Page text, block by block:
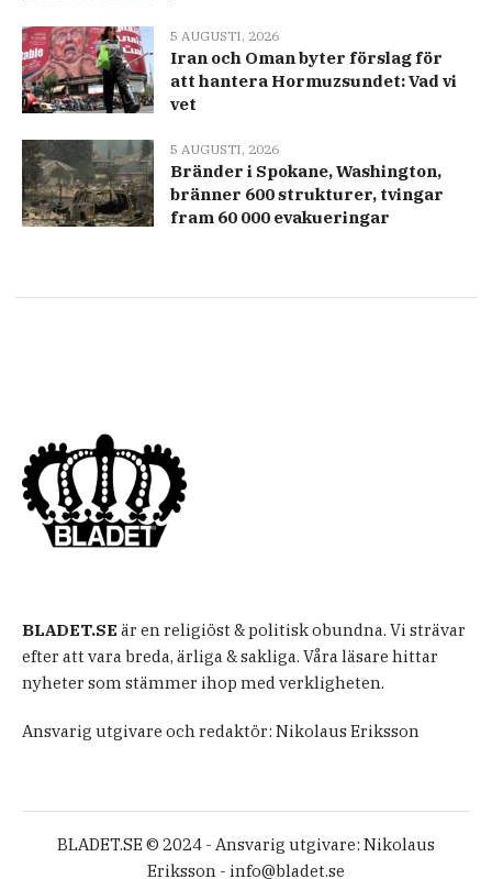
5 AUGUSTI, 2026
Iran och Oman byter förslag för
att hantera Hormuzsundet: Vad vi
vet
5 AUGUSTI, 2026
Bränder i Spokane, Washington,
bränner 600 strukturer, tvingar
fram 60 000 evakueringar
BLADET.SE är en religiöst & politisk obundna. Vi strävar
efter att vara breda, ärliga & sakliga. Våra läsare hittar
nyheter som stämmer ihop med verkligheten.
Ansvarig utgivare och redaktör: Nikolaus Eriksson
BLADET.SE © 2024 - Ansvarig utgivare: Nikolaus
Eriksson - info@bladet.se